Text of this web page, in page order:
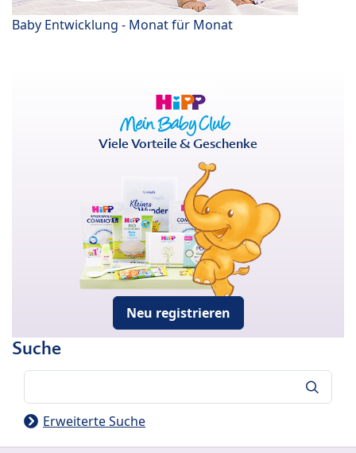
Baby Entwicklung - Monat für Monat
Viele Vorteile & Geschenke
Neu registrieren
Suche
Erweiterte Suche